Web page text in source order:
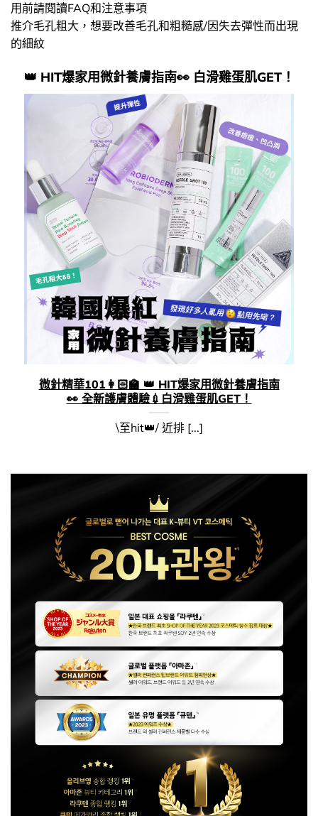
用前請閱讀FAQ和注意事項
推介毛孔粗大，想要改善毛孔和粗糙感/因失去彈性而出現
的細紋
👑​ HIT爆家用微針養膚指南👀 白滑​雞蛋肌GET！
微針精華101👩🏻‍🏫​ 👑​ HIT爆家用微針養膚指南
👀 全新護膚體驗💉白滑​雞蛋肌GET！
\至hit👑/ 近排 [...]